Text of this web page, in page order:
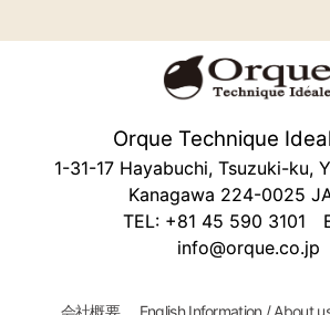
Orque Technique
1-31-17 Hayabuchi, Tsuzuki-ku,
Kanagawa 224-0025
TEL: +81 45 590 3101
info@orque.co.jp
会社概要 English Information / About